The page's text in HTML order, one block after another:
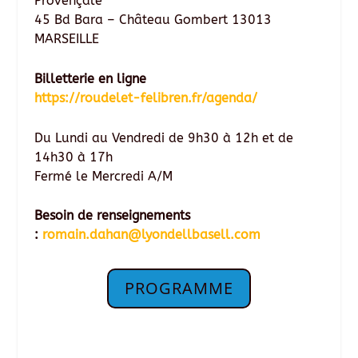
45 Bd Bara – Château Gombert 13013
MARSEILLE
Billetterie en ligne
https://roudelet-felibren.fr/agenda/
Du Lundi au Vendredi de 9h30 à 12h et de
14h30 à 17h
Fermé le Mercredi A/M
Besoin de renseignements
: romain.dahan@lyondellbasell.com
PROGRAMME